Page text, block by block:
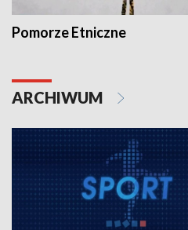
Pomorze Etniczne
ARCHIWUM